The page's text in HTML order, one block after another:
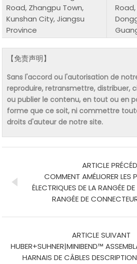
Road, Zhangpu Town,
Kunshan City, Jiangsu
Province
【免责声明】
Sans l'accord ou l'autorisation de
reproduire, retransmettre, distribuer,
ou publier le contenu, en tout ou en
forme que ce soit, ni commettre
droits d'auteur de notre site.
ARTICLE
COMMENT AMÉLIORER LES
ÉLECTRIQUES DE LA RANGÉE
RANGÉE DE
ARTICLE SUIVANT
HUBER+SUHNER|MINIBEND™
HARNAIS DE CÂBLES